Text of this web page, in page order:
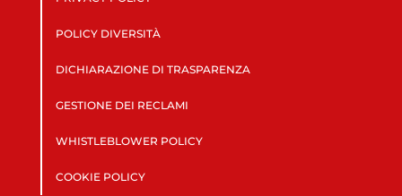
POLICY DIVERSITÀ
DICHIARAZIONE DI TRASPARENZA
GESTIONE DEI RECLAMI
WHISTLEBLOWER POLICY
COOKIE POLICY